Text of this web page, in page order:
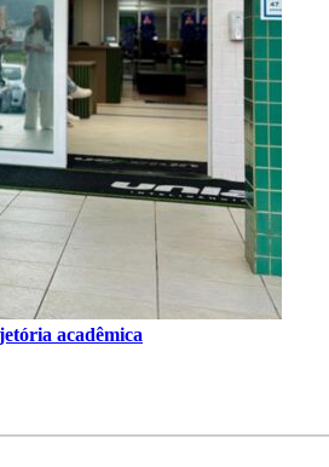
acadêmica